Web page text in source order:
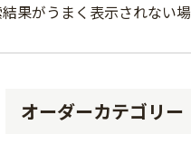
果がうまく表示されない
オーダーカテゴリー